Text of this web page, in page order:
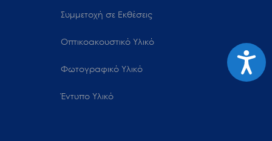
Συμμετοχή σε Εκθέσεις
Οπτικοακουστικό Υλικό
Φωτογραφικό Υλικό
Έντυπο Υλικό